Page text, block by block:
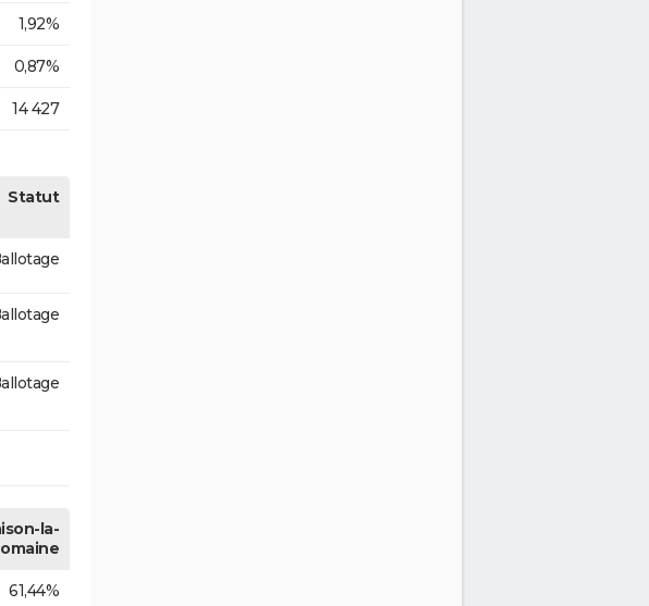
1,92%
0,87%
14 427
Statut
la-
61,44%